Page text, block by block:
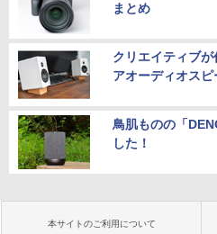
まとめ
クリエイティブ
アオーディオスピ
鳥肌ものの「
した！
本サイトのご利用について